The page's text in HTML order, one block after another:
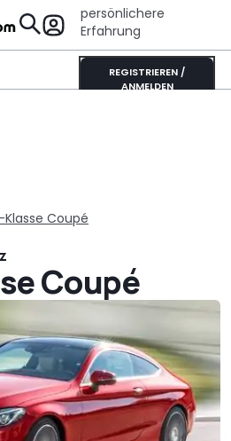
persönlichere
Erfahrung
REGISTRIEREN /
ANMELDEN
Coupé
Coupé